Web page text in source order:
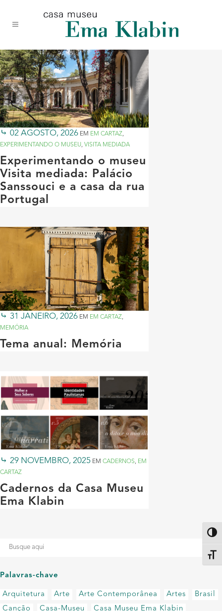
conteúdo
navegação
site
02 AGOSTO, 2026 EM EM CARTAZ,
EXPERIMENTANDO O MUSEU, VISITA MEDIADA
Experimentando o museu
Visita mediada: Palácio
Sanssouci e a casa da rua
Portugal
31 JANEIRO, 2026 EM EM CARTAZ,
MEMÓRIA
Tema anual: Memória
29 NOVEMBRO, 2025 EM CADERNOS, EM
CARTAZ
Cadernos da Casa Museu
Ema Klabin
Palavras-chave
Arquitetura Arte Arte Contemporânea Artes
Brasil
Canção
Casa-Museu
Casa Museu Ema Klabin